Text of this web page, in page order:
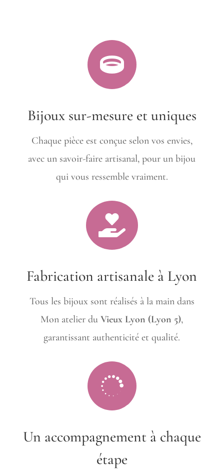

Bijoux sur-mesure et uniques
Chaque pièce est conçue selon vos envies,
avec un savoir-faire artisanal, pour un bijou
qui vous ressemble vraiment.

Fabrication artisanale à Lyon
Tous les bijoux sont réalisés à la main dans
Mon atelier duVieux Lyon (Lyon 5),
garantissant authenticité et qualité.

Un accompagnement à chaque
étape